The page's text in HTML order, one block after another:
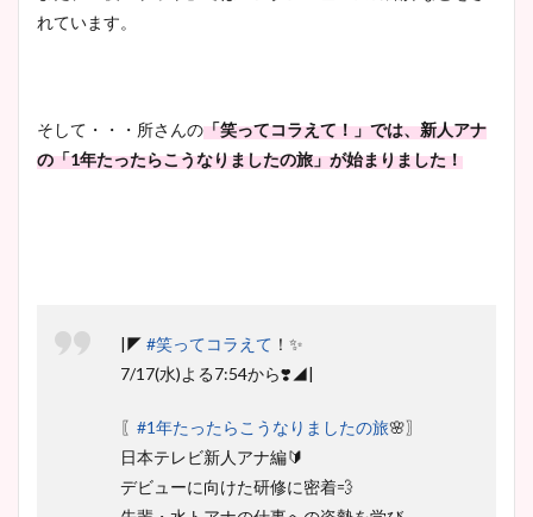
れています。
そして・・・所さんの「笑ってコラえて！」では、新人アナ
の「1年たったらこうなりましたの旅」が始まりました！
|◤ #笑ってコラえて ！✨
7/17(水)よる7:54から❣️◢|
〖 #1年たったらこうなりましたの旅🌸〗
日本テレビ新人アナ編🔰
デビューに向けた研修に密着💨